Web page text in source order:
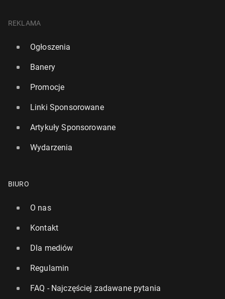
REKLAMA
Ogłoszenia
Banery
Promocje
Linki Sponsorowane
Artykuły Sponsorowane
Wydarzenia
BIURO
O nas
Kontakt
Dla mediów
Regulamin
FAQ - Najczęściej zadawane pytania